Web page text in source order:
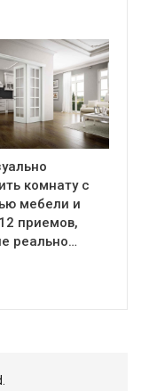
комнату с
мебели и
приемов,
реально…